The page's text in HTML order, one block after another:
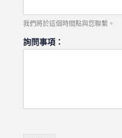
我們將於這個時間點與您聯繫。
詢問事項：